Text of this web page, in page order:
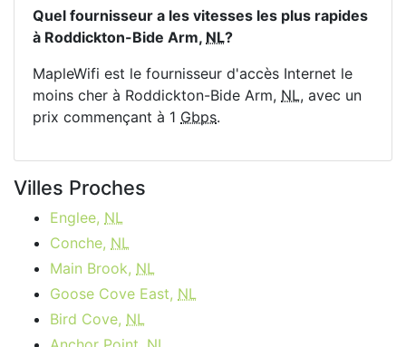
Quel fournisseur a les vitesses les plus rapides
à Roddickton-Bide Arm, NL?
MapleWifi est le fournisseur d'accès Internet le
moins cher à Roddickton-Bide Arm, NL, avec un
prix commençant à 1 Gbps.
Villes Proches
Englee, NL
Conche, NL
Main Brook, NL
Goose Cove East, NL
Bird Cove, NL